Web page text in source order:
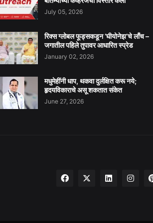
July 05, 2026
रिक्स ग्लोबल फूड्सकडून ‘घीयोनेझ’चे लाँच –
जगातील पहिले तुपावर आधारित स्प्रेड
January 02, 2026
मधुमेहींनी धाप, थकवा दुर्लक्षित करू नये;
हृदयविकाराचे असू शकतात संकेत
June 27, 2026